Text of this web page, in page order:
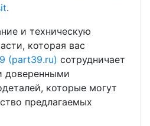
.
и техническую
которая вас
(part39.ru) сотрудничает
доверенными
которые могут
предлагаемых